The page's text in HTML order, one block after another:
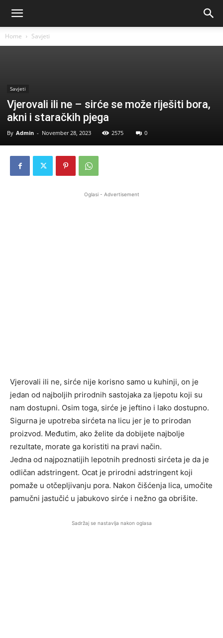
Home Savjeti
Savjeti
Vjerovali ili ne – sirće se može riješiti bora,
akni i staračkih pjega
By Admin - November 28, 2023 2575 0
Oglasi - Advertisement
Vjerovali ili ne, sirće nije korisno samo u kuhinji, on je
jedan od najboljih prirodnih sastojaka za ljepotu koji su
nam dostupni. Osim toga, sirće je jeftino i lako dostupno.
Sigurna je upotreba sirćeta na licu jer je to prirodan
proizvod. Međutim, ako želite da dobijete najbolje
rezultate, morate ga koristiti na pravi način.
Jedna od najpoznatijih lepotnih prednosti sirćeta je da je
odličan adstringent. Ocat je prirodni adstringent koji
pomaže u otčepljivanju pora. Nakon čišćenja lica, umočite
pamučni jastučić u jabukovo sirće i nežno ga obrišite.
Sadržaj se nastavlja nakon oglasa